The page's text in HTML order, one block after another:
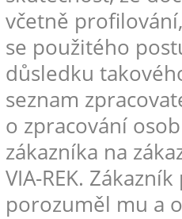
včetně
se použitého
důsledku
seznam
o zpracování
zákazníka na
VIA-REK.
porozuměl mu a